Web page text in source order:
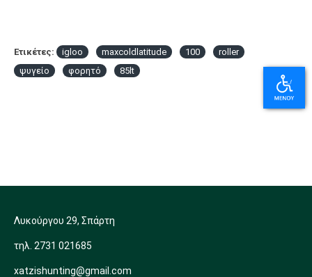
Ετικέτες: igloo maxcoldlatitude 100
roller
ψυγείο
φορητό 85lt
Λυκούργου 29, Σπάρτη
τηλ. 2731 021685
xatzishunting@gmail.com